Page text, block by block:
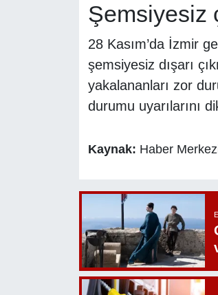
Şemsiyesiz
28 Kasım’da İzmir
şemsiyesiz dışarı
yakalananları zor
durumu uyarılarını
Kaynak: Haber